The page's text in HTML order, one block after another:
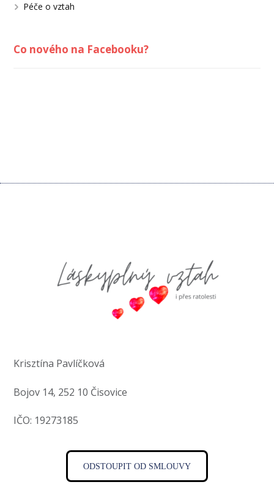
Péče o vztah
Co nového na Facebooku?
Krisztína Pavlíčková
Bojov 14, 252 10 Čisovice
IČO: 19273185
ODSTOUPIT OD SMLOUVY